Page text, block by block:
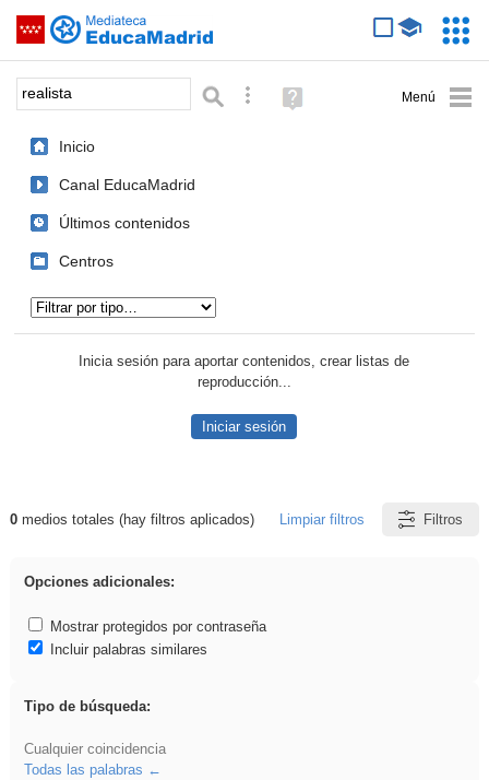
Saltar navegación
Palabra o frase: Búsqueda avanzada
Ayuda
(en
Inicio
Canal EducaMadrid
Últimos contenidos
Centros
Inicia sesión para aportar contenidos, crear listas de
reproducción...
Iniciar sesión
Resultados de: realista
0medios totales (hay filtros aplicados) Limpiar filtros Filtros
Opciones adicionales:
Mostrar protegidos por contraseña
Incluir palabras similares
Tipo de búsqueda:
Cualquier coincidencia
Todas las palabras